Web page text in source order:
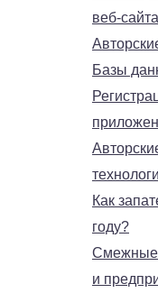
веб-сайта
Базы
Как
году?
Смежные
и